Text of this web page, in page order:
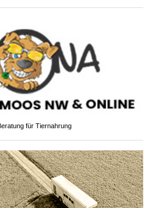
für Tiernahrung